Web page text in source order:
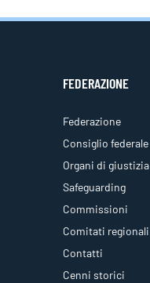
FEDERAZIONE
Federazione
Consiglio federale
Organi di giustizia
Safeguarding
Commissioni
Comitati regionali
Contatti
Cenni storici